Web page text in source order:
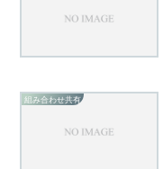
組み合わせ共有